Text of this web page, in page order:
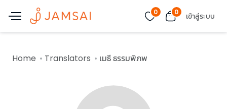
0 0 เข้าสู่ระบบ
Home Translators เมธี ธรรมพิภพ